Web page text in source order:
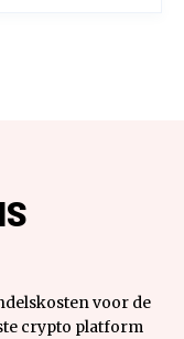
voor de
crypto platform